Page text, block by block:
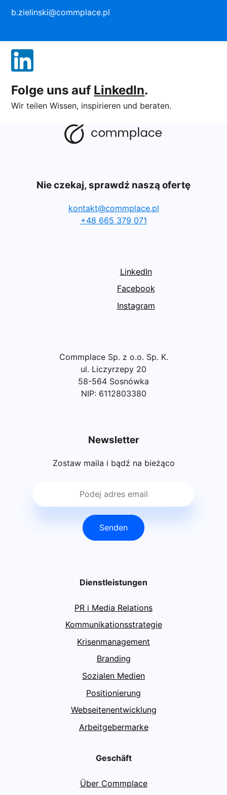
b.zielinski@commplace.pl
Folge uns auf LinkedIn.
Wir teilen Wissen, inspirieren und beraten.
Nie czekaj, sprawdź naszą ofertę
kontakt@commplace.pl
+48 665 379 071
LinkedIn
Facebook
Instagram
Commplace Sp. z o.o. Sp. K.
ul. Liczyrzepy 20
58-564 Sosnówka
NIP: 6112803380
Newsletter
Zostaw maila i bądź na bieżąco
Senden
Dienstleistungen
PR i Media Relations
Kommunikationsstrategie
Krisenmanagement
Branding
Sozialen Medien
Positionierung
Webseitenentwicklung
Arbeitgebermarke
Geschäft
Über Commplace